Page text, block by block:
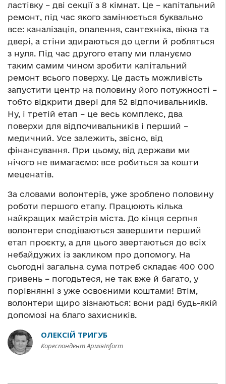
ластівку – дві секції з 8 кімнат. Це – капітальний
ремонт, під час якого замінюється буквально
все: каналізація, опалення, сантехніка, вікна та
двері, а стіни здираються до цегли й робляться
з нуля. Під час другого етапу ми плануємо
таким самим чином зробити капітальний
ремонт всього поверху. Це дасть можливість
запустити центр на половину його потужності –
тобто відкрити двері для 52 відпочивальників.
Ну, і третій етап – це весь комплекс, два
поверхи для відпочивальників і перший –
медичний. Усе залежить, звісно, від
фінансування. При цьому, від держави ми
нічого не вимагаємо: все робиться за кошти
меценатів.
За словами волонтерів, уже зроблено половину
роботи першого етапу. Працюють кілька
найкращих майстрів міста. До кінця серпня
волонтери сподіваються завершити перший
етап проєкту, а для цього звертаються до всіх
небайдужих із закликом про допомогу. На
сьогодні загальна сума потреб складає 400 000
гривень – погодьтеся, не так вже й багато, у
порівнянні з уже освоєними коштами! Втім,
волонтери щиро зізнаються: вони раді будь-якій
допомозі на благо захисників.
ОЛЕКСІЙ ТРИГУБ
Кореспондент АрміяInform